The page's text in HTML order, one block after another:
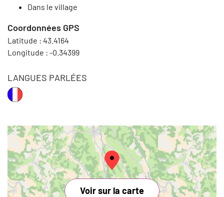
Dans le village
Coordonnées GPS
Latitude : 43.4164
Longitude : -0.34399
LANGUES PARLÉES
Voir sur la carte